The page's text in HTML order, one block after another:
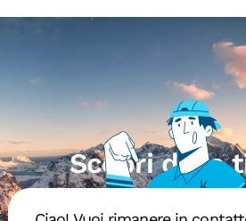
Scopri dove